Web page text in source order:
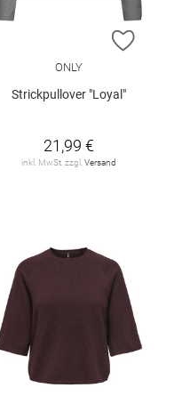
HINZUFÜGEN
ZUR
ONLY
Strickpullover "Loyal"
21,99 €
inkl. MwSt. zzgl.Versand